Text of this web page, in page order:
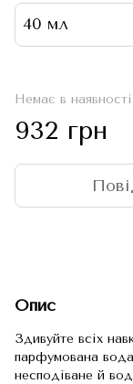
40 мл
Немає в наявності
932 грн
Опис
Здивуйте всіх
парфумована
несподіване й